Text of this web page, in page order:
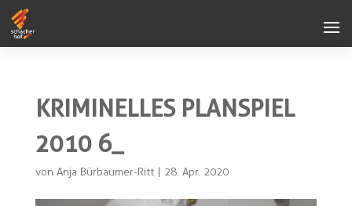
KRIMINELLES PLANSPIEL
2010 6_
von Anja Bürbaumer-Ritt| 28. Apr. 2020